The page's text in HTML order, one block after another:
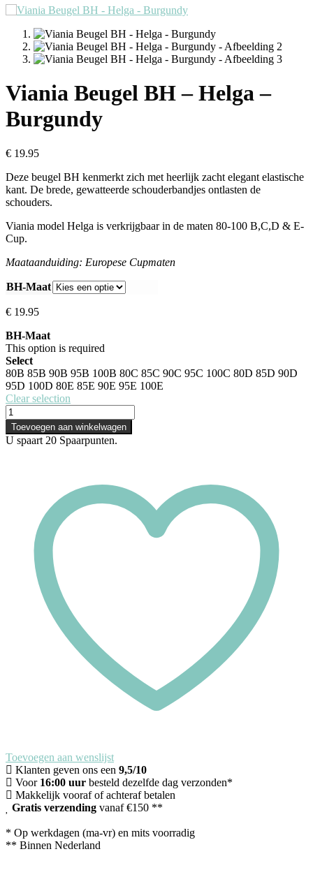
Viania Beugel BH – Helga –
Burgundy
€ 19.95
Deze beugel BH kenmerkt zich met heerlijk zacht elegant elastische
kant. De brede, gewatteerde schouderbandjes ontlasten de
schouders.
Viania model Helga is verkrijgbaar in de maten 80-100 B,C,D & E-
Cup.
Maataanduiding: Europese Cupmaten
BH-Maat
€ 19.95
BH-Maat
This option is required
Select
80B 85B 90B 95B 100B 80C 85C 90C 95C 100C 80D 85D 90D
95D 100D 80E 85E 90E 95E 100E
Clear selection
Toevoegen aan winkelwagen
U spaart 20 Spaarpunten.
Toevoegen aan wenslijst
Klanten geven ons een 9,5/10
Voor 16:00 uur besteld dezelfde dag verzonden*
Makkelijk vooraf of achteraf betalen
Gratis verzending vanaf €150 **
* Op werkdagen (ma-vr) en mits voorradig
** Binnen Nederland